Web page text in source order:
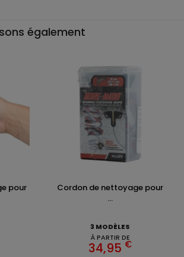
également
pour
Cordon de nettoyage pour
...
3 MODÈLES
À PARTIR DE
34,95 €